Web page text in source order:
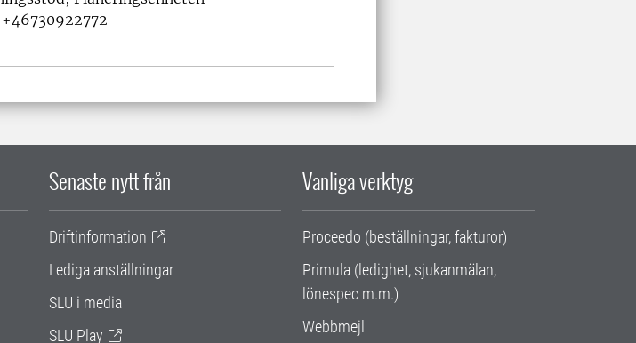
Senaste nytt från
Driftinformation
Lediga anställningar
SLU i media
SLU Play
Vanliga verktyg
Proceedo (beställningar, fakturor)
Primula (ledighet, sjukanmälan,
lönespec m.m.)
Webbmejl